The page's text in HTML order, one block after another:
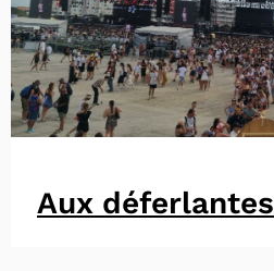
Aux déferlantes